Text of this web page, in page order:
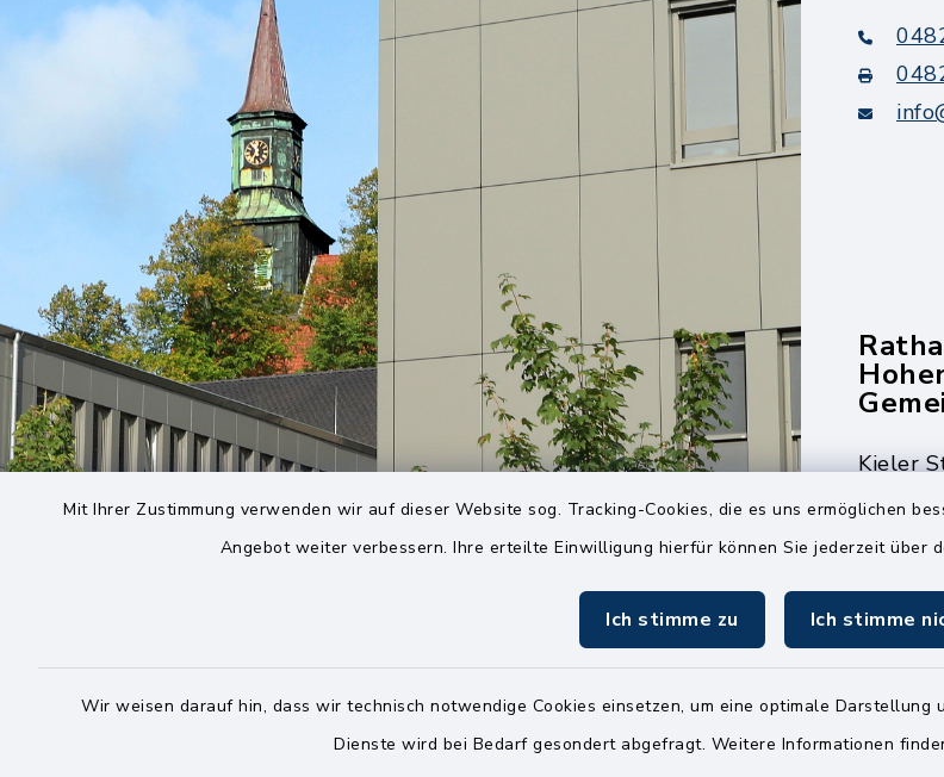
Mit Ihrer Zustimmung verwenden wir auf dieser Website sog. Tracking-Cookies, die es uns ermöglichen
Angebot weiter verbessern. Ihre erteilte Einwilligung hierfür können Sie jederzeit über
Ich stimme zu Ich stimme
Wir weisen darauf hin, dass wir technisch notwendige Cookies einsetzen, um eine optimale
Dienste wird bei Bedarf gesondert abgefragt. Weitere Informationen
Kieler
25551